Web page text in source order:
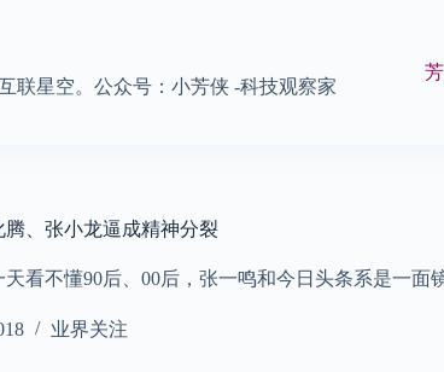
联星空。公众号：小芳侠 -科技观察家
、张小龙逼成精神分裂
看不懂90后、00后，张一鸣和今日头条系是一面
业界关注